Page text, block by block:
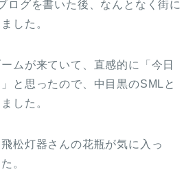
ログを書いた後、なんとなく街に
した。
ムが来ていて、直感的に「今日
と思ったので、中目黒のSMLと
した。
松灯器さんの花瓶が気に入っ
。